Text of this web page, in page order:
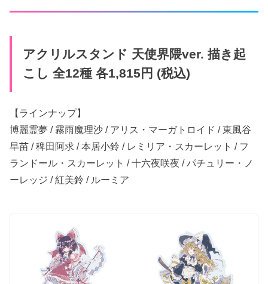
アクリルスタンド 天使界隈ver. 描き​起
こし 全12種 各1,815円 (税込)
【ラインナップ】
博麗霊夢 / 霧雨魔理沙 / アリス・マーガトロイド / 東風谷
早苗 / 稗田阿求 / 本居小鈴 / レミリア・スカーレット / フ
ランドール・スカーレット / 十六夜​咲夜​ / パチュリー・ノ
ーレッジ / 紅美鈴 / ルーミア